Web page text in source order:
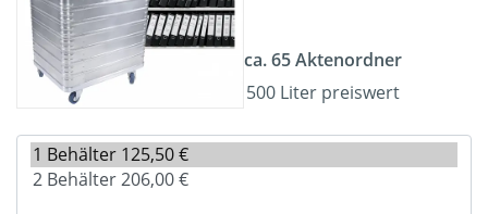
ca. 65 Aktenordner
500 Liter preiswert